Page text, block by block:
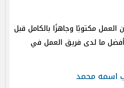
مكتوبًا وجاهزًا بالكامل قبل
أفضل ما لدى فريق العمل في
محمد